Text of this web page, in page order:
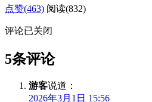
点赞(463) 阅读(832)
评论已关闭
5条评论
游客说道：
2026年3月1日 15:56